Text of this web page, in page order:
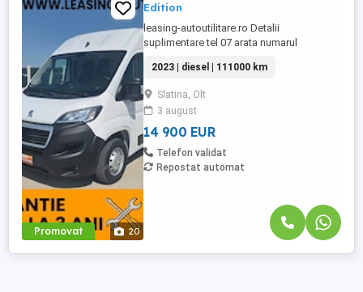
Promovat 20
Edition
leasing-autoutilitare.ro Detalii
suplimentare tel 07 arata numarul
viteze si motor -GRATUIT Ulei+filtre la
predare -Servicii RAR -Eliberare numere
provizorii -Control tehnic al calitatii -
Posibilitate Buy Back -Posibilitate finantare
leasing -Consultanta ...
2023 | diesel | 111000 km
Slatina, Olt
3 august
14 900 EUR
Telefon validat
Repostat automat